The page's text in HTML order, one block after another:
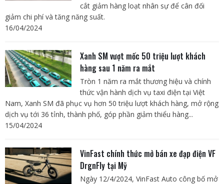
cắt giảm hàng loạt nhân sự để cân đối
giảm chi phí và tăng năng suất.
16/04/2024
Xanh SM vượt mốc 50 triệu lượt khách
hàng sau 1 năm ra mắt
Tròn 1 năm ra mắt thương hiệu và chính
thức vận hành dịch vụ taxi điện tại Việt
Nam, Xanh SM đã phục vụ hơn 50 triệu lượt khách hàng, mở rộng
dịch vụ tới 36 tỉnh, thành phố, góp phần giảm thiểu hàng...
15/04/2024
VinFast chính thức mở bán xe đạp điện VF
DrgnFly tại Mỹ
Ngày 12/4/2024, VinFast Auto công bố mở